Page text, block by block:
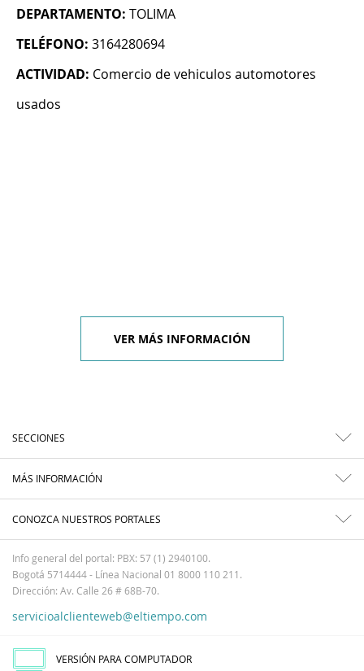
DEPARTAMENTO: TOLIMA
TELÉFONO: 3164280694
ACTIVIDAD: Comercio de vehiculos automotores
usados
VER MÁS INFORMACIÓN
SECCIONES
MÁS INFORMACIÓN
CONOZCA NUESTROS PORTALES
Info general del portal: PBX: 57 (1) 2940100.
Bogotá 5714444 - Línea Nacional 01 8000 110 211.
Dirección: Av. Calle 26 # 68B-70.
servicioalclienteweb@eltiempo.com
VERSIÓN PARA COMPUTADOR